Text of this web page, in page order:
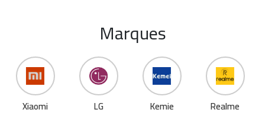
Marques
Kemie Realme LG Oraimo